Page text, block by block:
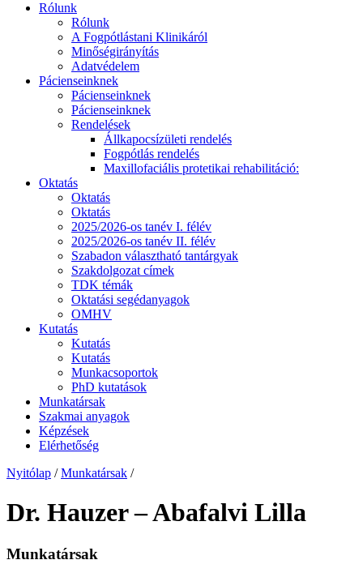
Rólunk
Rólunk
A Fogpótlástani Klinikáról
Minőségirányítás
Adatvédelem
Pácienseinknek
Pácienseinknek
Pácienseinknek
Rendelések
Állkapocsízületi rendelés
Fogpótlás rendelés
Maxillofaciális protetikai rehabilitáció:
Oktatás
Oktatás
Oktatás
2025/2026-os tanév I. félév
2025/2026-os tanév II. félév
Szabadon választható tantárgyak
Szakdolgozat címek
TDK témák
Oktatási segédanyagok
OMHV
Kutatás
Kutatás
Kutatás
Munkacsoportok
PhD kutatások
Munkatársak
Szakmai anyagok
Képzések
Elérhetőség
Nyitólap / Munkatársak /
Dr. Hauzer – Abafalvi Lilla
Munkatársak